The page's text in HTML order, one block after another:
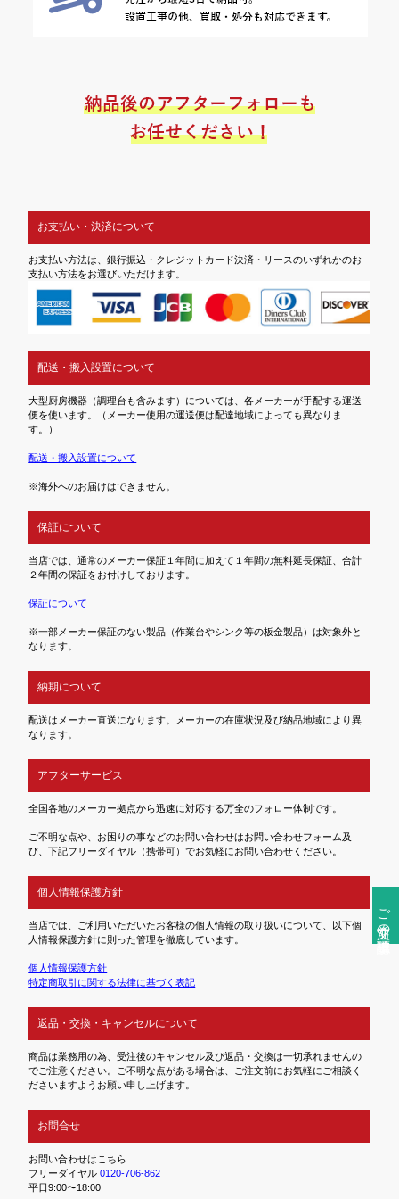
ご注文前の確認事項
お支払い・決済について
お支払い方法は、銀行振込・クレジットカード決済・リースのいずれかのお
支払い方法をお選びいただけます。
配送・搬入設置について
大型厨房機器（調理台も含みます）については、各メーカーが手配する運送
便を使います。（メーカー使用の運送便は配達地域によっても異なりま
す。）
配送・搬入設置について
※海外へのお届けはできません。
保証について
当店では、通常のメーカー保証１年間に加えて１年間の無料延長保証、合計
２年間の保証をお付けしております。
保証について
※一部メーカー保証のない製品（作業台やシンク等の板金製品）は対象外と
なります。
納期について
配送はメーカー直送になります。メーカーの在庫状況及び納品地域により異
なります。
アフターサービス
全国各地のメーカー拠点から迅速に対応する万全のフォロー体制です。
ご不明な点や、お困りの事などのお問い合わせはお問い合わせフォーム及
び、下記フリーダイヤル（携帯可）でお気軽にお問い合わせください。
個人情報保護方針
当店では、ご利用いただいたお客様の個人情報の取り扱いについて、以下個
人情報保護方針に則った管理を徹底しています。
個人情報保護方針
特定商取引に関する法律に基づく表記
返品・交換・キャンセルについて
商品は業務用の為、受注後のキャンセル及び返品・交換は一切承れませんの
でご注意ください。ご不明な点がある場合は、ご注文前にお気軽にご相談く
ださいますようお願い申し上げます。
お問合せ
お問い合わせはこちら
フリーダイヤル0120-706-862
平日9:00〜18:00